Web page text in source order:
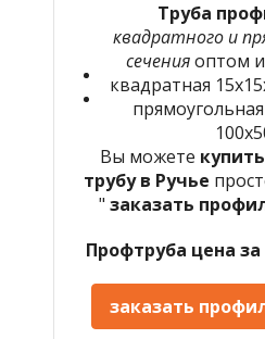
Труба
квадратного и
сеченияоптом
квадратная
Вы можете
трубу в Ручье
" заказать
Профтруба цена за
заказать